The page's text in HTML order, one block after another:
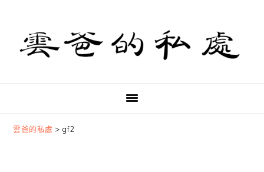
primary
navigation
content
primary
sidebar
雲爸的私處 > gf2